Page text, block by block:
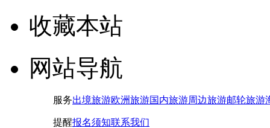
收藏本站
网站导航
服务出境旅游欧洲旅游国内旅游周边旅游邮轮旅游
提醒报名须知联系我们